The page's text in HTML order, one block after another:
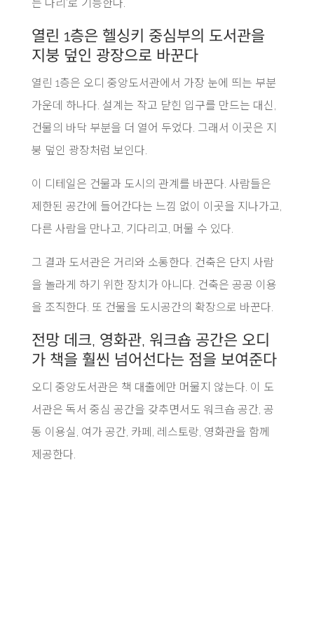
는 다리’로 기능한다.
열린 1층은 헬싱키 중심부의 도서관을
지붕 덮인 광장으로 바꾼다
열린 1층은 오디 중앙도서관에서 가장 눈에 띄는 부분
가운데 하나다. 설계는 작고 닫힌 입구를 만드는 대신,
건물의 바닥 부분을 더 열어 두었다. 그래서 이곳은 지
붕 덮인 광장처럼 보인다.
이 디테일은 건물과 도시의 관계를 바꾼다. 사람들은
제한된 공간에 들어간다는 느낌 없이 이곳을 지나가고,
다른 사람을 만나고, 기다리고, 머물 수 있다.
그 결과 도서관은 거리와 소통한다. 건축은 단지 사람
을 놀라게 하기 위한 장치가 아니다. 건축은 공공 이용
을 조직한다. 또 건물을 도시공간의 확장으로 바꾼다.
전망 데크, 영화관, 워크숍 공간은 오디
가 책을 훨씬 넘어선다는 점을 보여준다
오디 중앙도서관은 책 대출에만 머물지 않는다. 이 도
서관은 독서 중심 공간을 갖추면서도 워크숍 공간, 공
동 이용실, 여가 공간, 카페, 레스토랑, 영화관을 함께
제공한다.